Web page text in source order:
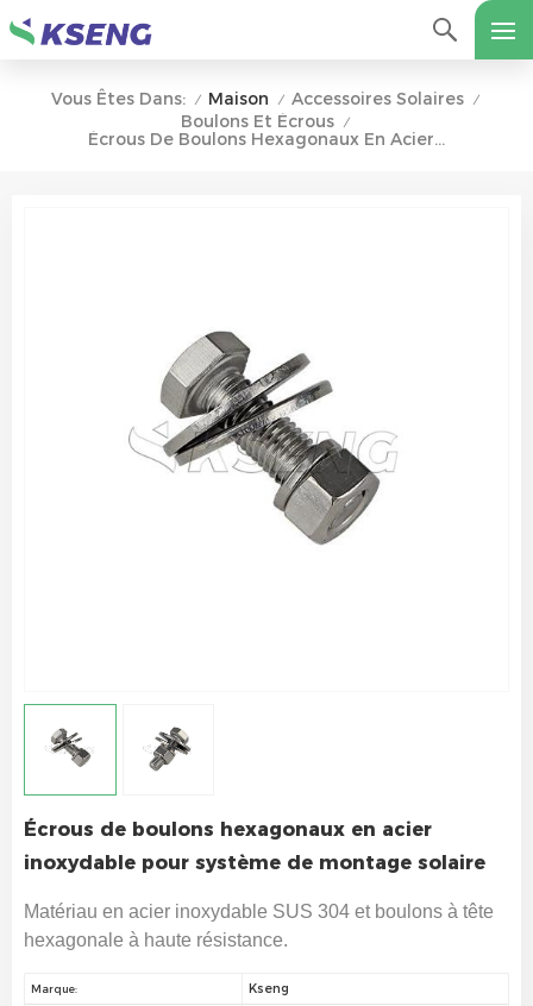
Vous Êtes Dans: / Maison / Accessoires Solaires /
Boulons Et Écrous /
Écrous De Boulons Hexagonaux En Acier Inoxydable Pour Système De Montage Solaire
Écrous de boulons hexagonaux en acier
inoxydable pour système de montage solaire
Matériau en acier inoxydable SUS 304 et boulons à tête
hexagonale à haute résistance.
Marque: Kseng